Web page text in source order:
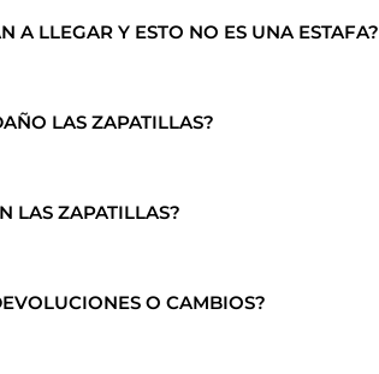
A LLEGAR Y ESTO NO ES UNA ESTAFA?
LAS ZAPATILLAS?
LAS ZAPATILLAS?
O CAMBIOS?